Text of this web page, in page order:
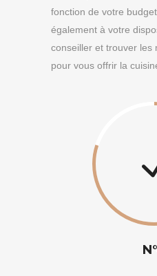
fonction de votre
également à votre
conseiller et trouver les
pour vous offrir la